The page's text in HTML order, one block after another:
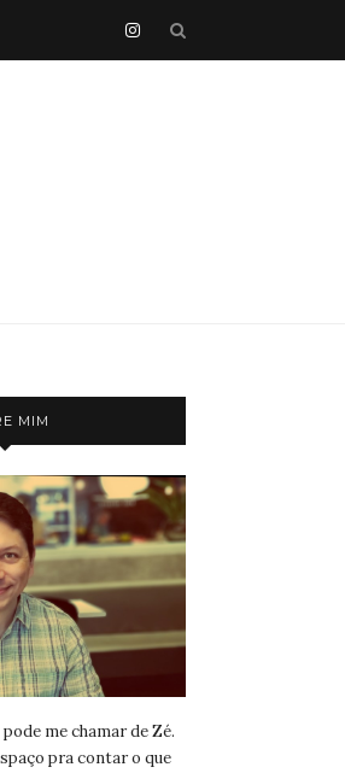
MIM
me chamar de Zé.
pra contar o que